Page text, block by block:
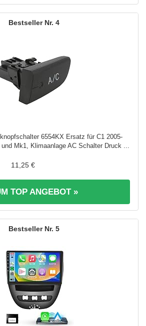
4
6554KX Ersatz für C1 2005-
Mk1, Klimaanlage AC Schalter Druck ...
11,25 €
TOP ANGEBOT »
5